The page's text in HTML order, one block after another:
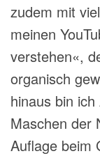
zudem mit
meinen
verstehen«,
organisch
hinaus bin
Maschen der
Auflage beim